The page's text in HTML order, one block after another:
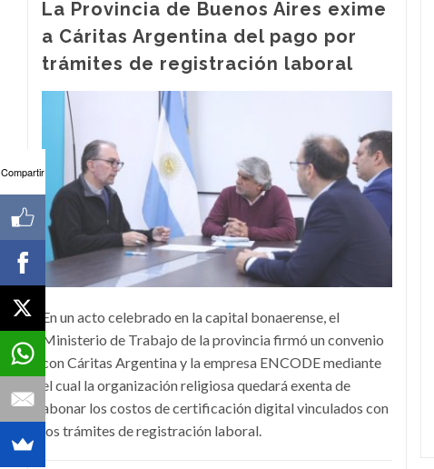
La Provincia de Buenos Aires exime
a Cáritas Argentina del pago por
trámites de registración laboral
En un acto celebrado en la capital bonaerense, el
Ministerio de Trabajo de la provincia firmó un convenio
con Cáritas Argentina y la empresa ENCODE mediante
el cual la organización religiosa quedará exenta de
abonar los costos de certificación digital vinculados con
los trámites de registración laboral.
Compartir